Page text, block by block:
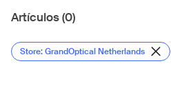
Artículos (0)
Store: GrandOptical Netherlands